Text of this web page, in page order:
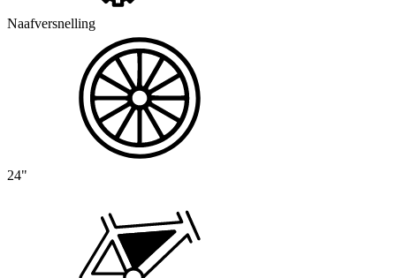
Naafversnelling
24"